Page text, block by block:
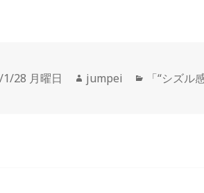
28 月曜日
作
jumpei
カ
「“シズル